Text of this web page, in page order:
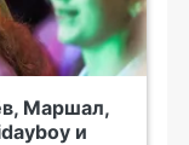
Маршал,
и